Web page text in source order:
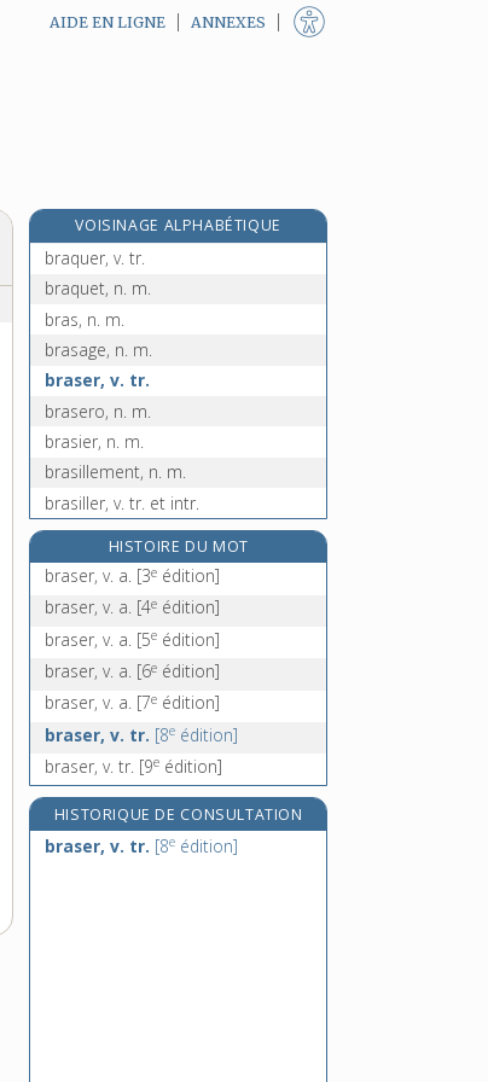
AIDE EN LIGNE ANNEXES
VOISINAGE ALPHABÉTIQUE
braquement, n. m.
braquer, v. tr.
braquet, n. m.
bras, n. m.
brasage, n. m.
braser, v. tr.
brasero, n. m.
brasier, n. m.
brasillement, n. m.
brasiller, v. tr. et intr.
bras-le-corps (à), loc. adv.
brasque, n. f.
brassage [II], n. m.
HISTOIRE DU MOT
braser, v. a. [3e édition]
braser, v. a. [4e édition]
braser, v. a. [5e édition]
braser, v. a. [6e édition]
braser, v. a. [7e édition]
braser, v. tr. [8e édition]
braser, v. tr. [9e édition]
HISTORIQUE DE CONSULTATION
braser, v. tr. [8e édition]